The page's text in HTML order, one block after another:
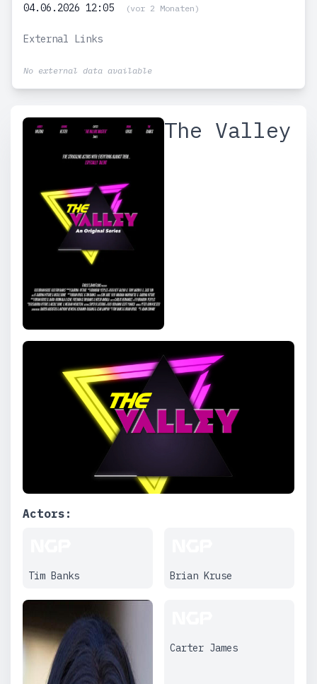
04.06.2026 12:05
(vor 2 Monaten)
External Links
No external data available
The Valley
Actors:
Tim Banks Brian Kruse
Carter James